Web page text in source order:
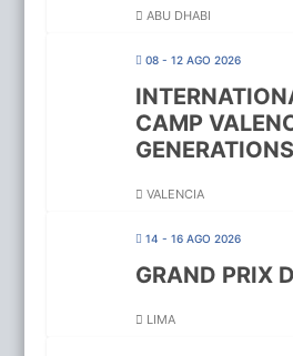
ABU DHABI
08 - 12 AGO 2026
CAMP
GENERATIONS
VALENCIA
14 - 16 AGO 2026
GRAND PRIX
LIMA